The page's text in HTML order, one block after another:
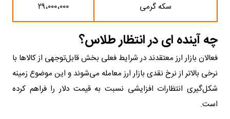
سکه گرمی ۲۹،۰۰۰،۰۰۰
چه آینده ای در انتظار طلاس؟
فعالان بازار ارز معتقدند در شرایط فعلی بخش قابل‌توجهی از کالاها با
نرخی بالاتر از نرخ نقدی بازار ارز معامله می‌شوند و این موضوع زمینه
شکل‌گیری انتظارات افزایشی نسبت به قیمت دلار را فراهم کرده
است.